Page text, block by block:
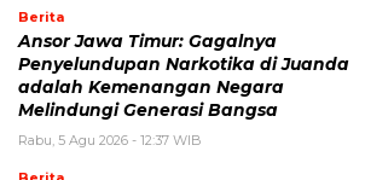
Berita
Ansor Jawa Timur: Gagalnya
Penyelundupan Narkotika di Juanda
adalah Kemenangan Negara
Melindungi Generasi Bangsa
Rabu, 5 Agu 2026 - 12:37 WIB